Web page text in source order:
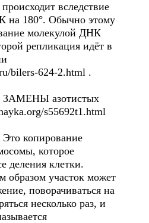
вследствие
на 180°. Обычно этому
молекулой ДНК
репликация идёт в
bilers-624-2.html .
ЗАМЕНЫ азотистых
s55692t1.html
копирование
которое
деления клетки.
образом участок может
поворачиваться на
несколько раз, и